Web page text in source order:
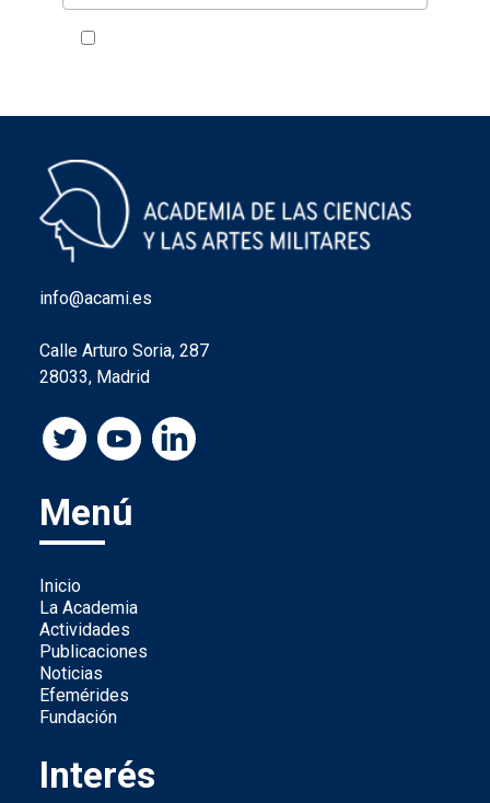
info@acami.es
Calle Arturo Soria, 287
28033, Madrid
Menú
Inicio
La Academia
Actividades
Publicaciones
Noticias
Efemérides
Fundación
Interés